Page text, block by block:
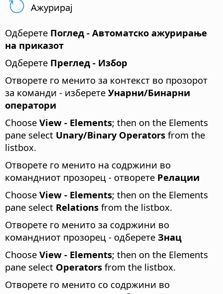
Ажурирај
Одберете Поглед - Автоматско ажурирање
на приказот
Одберете Преглед - Избор
Отворете го менито за контекст во прозорот
за команди - изберете Унарни/Бинарни
оператори
Choose View - Elements; then on the Elements
pane select Unary/Binary Operators from the
listbox.
Отворете го менито на содржини во
командниот прозорец - отворете Релации
Choose View - Elements; then on the Elements
pane select Relations from the listbox.
Отворете го менито за содржини во
командниот прозорец - одберете Знац
Choose View - Elements; then on the Elements
pane select Operators from the listbox.
Отворете го менито со содржини во